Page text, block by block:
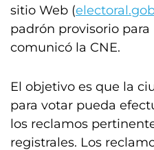
sitio Web (
padrón provisorio para
comunicó la CNE.
El objetivo es que la
para votar pueda
los reclamos
registrales. Los